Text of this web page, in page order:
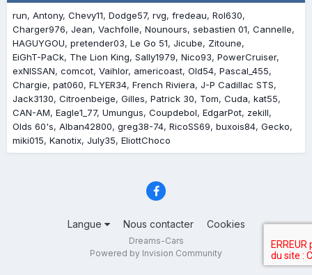
run Antony Chevy11 Dodge57 rvg fredeau Rol630
Charger976 Jean Vachfolle Nounours sebastien 01 Cannelle
HAGUYGOU pretender03 Le Go 51 Jicube
Zitoune
EiGhT-PaCk The Lion King Sally1979 Nico93 PowerCruiser
exNISSAN comcot Vaihlor americoast Old54 Pascal_455
Chargie pat060 FLYER34 French Riviera J-P Cadillac STS
Jack3130 Citroenbeige Gilles Patrick 30 Tom Cuda kat55
CAN-AM Eagle1_77 Umungus Coupdebol EdgarPot zekill
Olds 60's Alban42800 greg38-74 RicoSS69 buxois84 Gecko
miki015 Kanotix July35 EliottChoco
Langue Nous contacter Cookies
Dreams-Cars
Powered by Invision Community